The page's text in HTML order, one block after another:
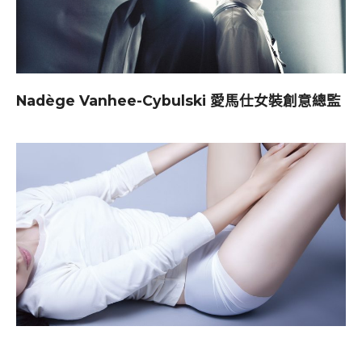
Nadège Vanhee-Cybulski 愛馬仕女裝創意總監